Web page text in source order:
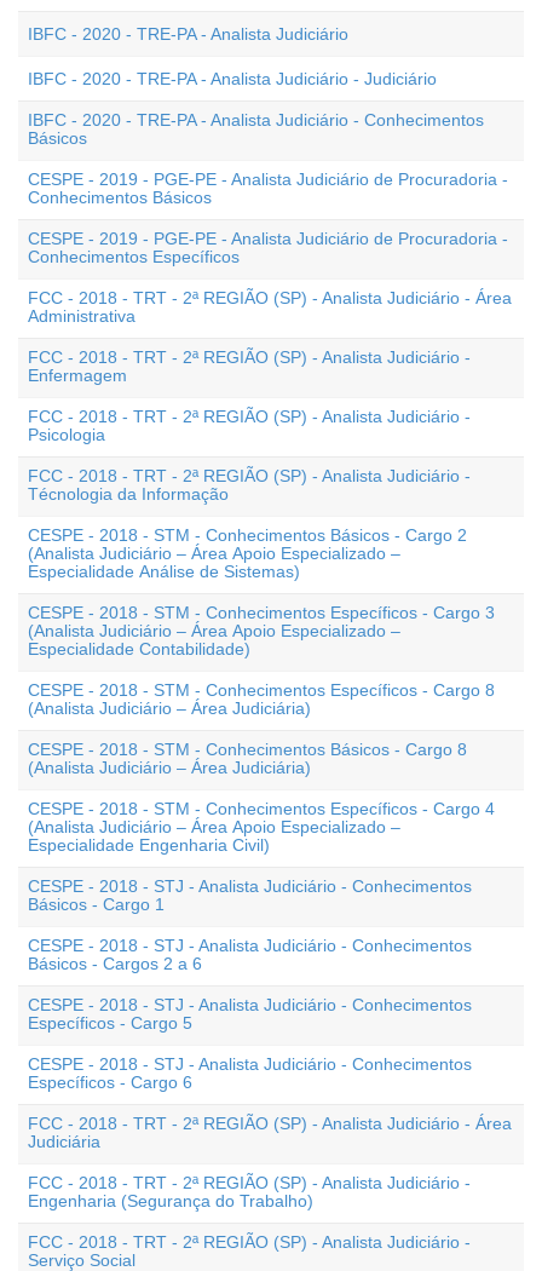
IBFC - 2020 - TRE-PA - Analista Judiciário
IBFC - 2020 - TRE-PA - Analista Judiciário - Judiciário
IBFC - 2020 - TRE-PA - Analista Judiciário - Conhecimentos
Básicos
CESPE - 2019 - PGE-PE - Analista Judiciário de Procuradoria -
Conhecimentos Básicos
CESPE - 2019 - PGE-PE - Analista Judiciário de Procuradoria -
Conhecimentos Específicos
FCC - 2018 - TRT - 2ª REGIÃO (SP) - Analista Judiciário - Área
Administrativa
FCC - 2018 - TRT - 2ª REGIÃO (SP) - Analista Judiciário -
Enfermagem
FCC - 2018 - TRT - 2ª REGIÃO (SP) - Analista Judiciário -
Psicologia
FCC - 2018 - TRT - 2ª REGIÃO (SP) - Analista Judiciário -
Técnologia da Informação
CESPE - 2018 - STM - Conhecimentos Básicos - Cargo 2
(Analista Judiciário – Área Apoio Especializado –
Especialidade Análise de Sistemas)
CESPE - 2018 - STM - Conhecimentos Específicos - Cargo 3
(Analista Judiciário – Área Apoio Especializado –
Especialidade Contabilidade)
CESPE - 2018 - STM - Conhecimentos Específicos - Cargo 8
(Analista Judiciário – Área Judiciária)
CESPE - 2018 - STM - Conhecimentos Básicos - Cargo 8
(Analista Judiciário – Área Judiciária)
CESPE - 2018 - STM - Conhecimentos Específicos - Cargo 4
(Analista Judiciário – Área Apoio Especializado –
Especialidade Engenharia Civil)
CESPE - 2018 - STJ - Analista Judiciário - Conhecimentos
Básicos - Cargo 1
CESPE - 2018 - STJ - Analista Judiciário - Conhecimentos
Básicos - Cargos 2 a 6
CESPE - 2018 - STJ - Analista Judiciário - Conhecimentos
Específicos - Cargo 5
CESPE - 2018 - STJ - Analista Judiciário - Conhecimentos
Específicos - Cargo 6
FCC - 2018 - TRT - 2ª REGIÃO (SP) - Analista Judiciário - Área
Judiciária
FCC - 2018 - TRT - 2ª REGIÃO (SP) - Analista Judiciário -
Engenharia (Segurança do Trabalho)
FCC - 2018 - TRT - 2ª REGIÃO (SP) - Analista Judiciário -
Serviço Social